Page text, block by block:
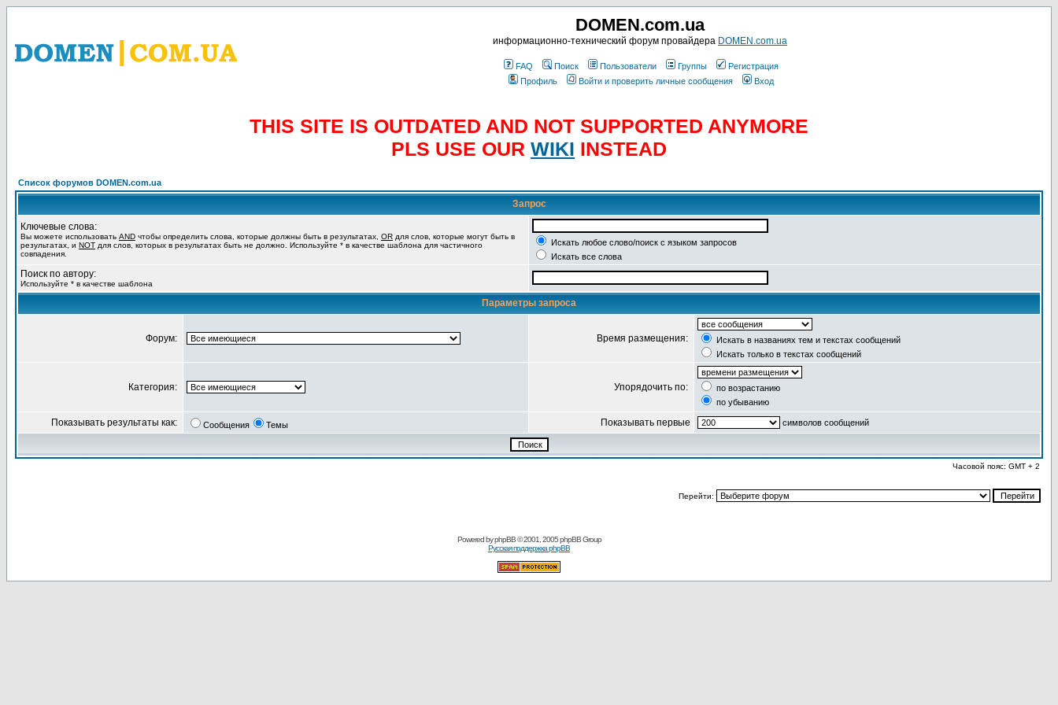
DOMEN.com.ua
информационно-технический форум провайдера DOMEN.com.ua
FAQ Поиск Пользователи Группы
Регистрация
Профиль
Войти и проверить личные сообщения Вход
THIS SITE IS OUTDATED AND NOT SUPPORTED ANYMORE
PLS USE OUR WIKI INSTEAD
Список форумов DOMEN.com.ua
Запрос
Ключевые слова:
Вы можете использовать AND чтобы определить слова, которые должны быть в результатах, OR для слов, которые могут быть в
результатах, и NOT для слов, которых в результатах быть не должно. Используйте * в качестве шаблона для частичного
совпадения.
Искать любое слово/поиск с языком запросов
Искать все слова
Поиск по автору:
Используйте * в качестве шаблона
Параметры запроса
Форум: Время размещения:
Искать в названиях тем и текстах сообщений
Искать только в текстах сообщений
Категория: Упорядочить по:
по возрастанию
по убыванию
Показывать результаты как: Сообщения Темы Показывать первые символов сообщений
Часовой пояс: GMT + 2
Перейти:
Powered byphpBB© 2001, 2005 phpBB Group
Русская поддержка phpBB